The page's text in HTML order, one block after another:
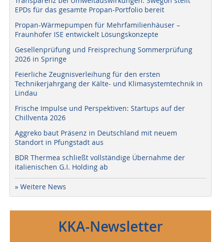
EPDs für das gesamte Propan-Portfolio bereit
Propan-Wärmepumpen für Mehrfamilienhäuser –
Fraunhofer ISE entwickelt Lösungskonzepte
Gesellenprüfung und Freisprechung Sommerprüfung
2026 in Springe
Feierliche Zeugnisverleihung für den ersten
Technikerjahrgang der Kälte- und Klimasystemtechnik in
Lindau
Frische Impulse und Perspektiven: Startups auf der
Chillventa 2026
Aggreko baut Präsenz in Deutschland mit neuem
Standort in Pfungstadt aus
BDR Thermea schließt vollständige Übernahme der
italienischen G.I. Holding ab
» Weitere News
KKA-Newsletter